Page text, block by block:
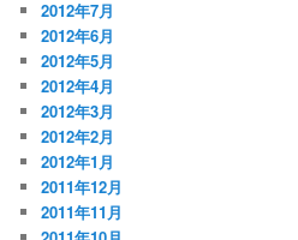
2012年7月
2012年6月
2012年5月
2012年4月
2012年3月
2012年2月
2012年1月
2011年12月
2011年11月